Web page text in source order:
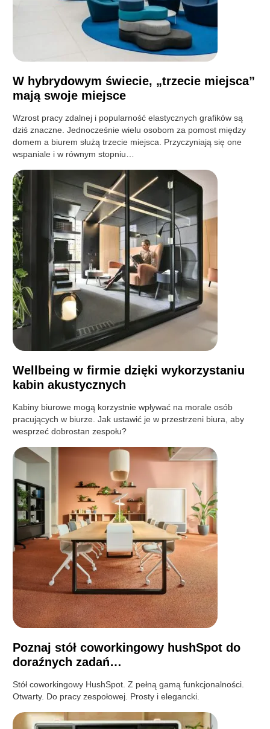
W hybrydowym świecie, „trzecie miejsca”
mają swoje miejsce
Wzrost pracy zdalnej i popularność elastycznych grafików są
dziś znaczne. Jednocześnie wielu osobom za pomost między
domem a biurem służą trzecie miejsca. Przyczyniają się one
wspaniale i w równym stopniu…
Wellbeing w firmie dzięki wykorzystaniu
kabin akustycznych
Kabiny biurowe mogą korzystnie wpływać na morale osób
pracujących w biurze. Jak ustawić je w przestrzeni biura, aby
wesprzeć dobrostan zespołu?
Poznaj stół coworkingowy hushSpot do
doraźnych zadań…
Stół coworkingowy HushSpot. Z pełną gamą funkcjonalności.
Otwarty. Do pracy zespołowej. Prosty i elegancki.